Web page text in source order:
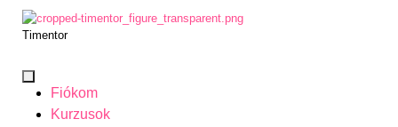
Timentor
Fiókom
Kurzusok